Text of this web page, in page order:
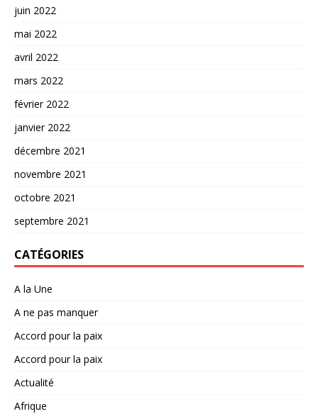
juin 2022
mai 2022
avril 2022
mars 2022
février 2022
janvier 2022
décembre 2021
novembre 2021
octobre 2021
septembre 2021
CATÉGORIES
A la Une
A ne pas manquer
Accord pour la paix
Accord pour la paix
Actualité
Afrique